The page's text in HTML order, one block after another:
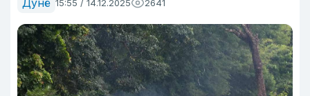
Дунё 15:55 / 14.12.2025 2641